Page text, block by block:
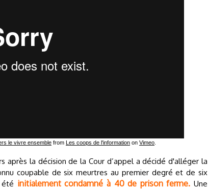
le vivre ensemble from Les coops de l'information on Vimeo
après la décision de la Cour d’appel a décidé d'alléger la
coupable de six meurtres au premier degré et de six
initialement condamné à 40 de prison ferme. Une